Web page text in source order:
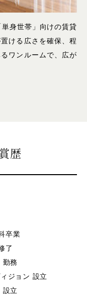
身世帯」向けの賃貸
ける広さを確保、程
ワンルームで、広が
歴
卒業
了
勤務
ジョン 設⽴
設⽴